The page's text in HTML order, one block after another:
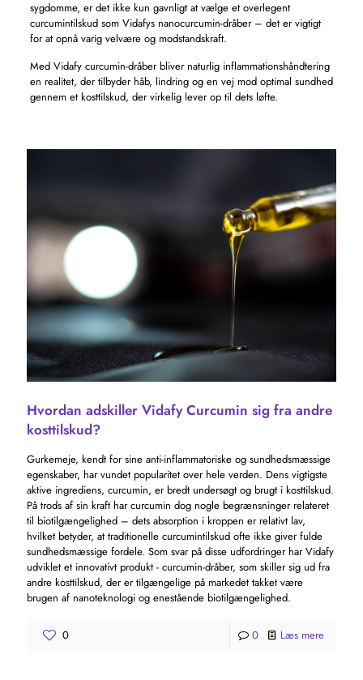
sygdomme, er det ikke kun gavnligt at vælge et overlegent
curcumintilskud som Vidafys nanocurcumin-dråber – det er vigtigt
for at opnå varig velvære og modstandskraft.
Med Vidafy curcumin-dråber bliver naturlig inflammationshåndtering
en realitet, der tilbyder håb, lindring og en vej mod optimal sundhed
gennem et kosttilskud, der virkelig lever op til dets løfte.
Hvordan adskiller Vidafy Curcumin sig fra andre
kosttilskud?
Gurkemeje, kendt for sine anti-inflammatoriske og sundhedsmæssige
egenskaber, har vundet popularitet over hele verden. Dens vigtigste
aktive ingrediens, curcumin, er bredt undersøgt og brugt i kosttilskud.
På trods af sin kraft har curcumin dog nogle begrænsninger relateret
til biotilgængelighed – dets absorption i kroppen er relativt lav,
hvilket betyder, at traditionelle curcumintilskud ofte ikke giver fulde
sundhedsmæssige fordele. Som svar på disse udfordringer har Vidafy
udviklet et innovativt produkt - curcumin-dråber, som skiller sig ud fra
andre kosttilskud, der er tilgængelige på markedet takket være
brugen af ​​nanoteknologi og enestående biotilgængelighed.
0 0 Læs mere